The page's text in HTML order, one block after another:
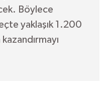
Böylece
yaklaşık 1.200